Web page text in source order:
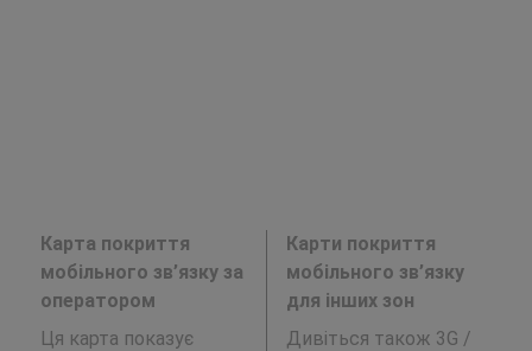
Карта покриття
мобільного зв’язку за
оператором
Ця карта показує
Карти покриття
мобільного зв’язку
для інших зон
Дивіться також 3G /